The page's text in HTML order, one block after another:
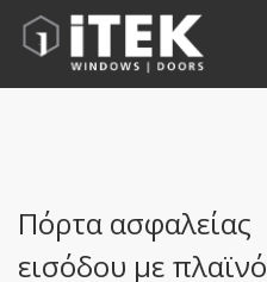
Πόρτα ασφαλείας
εισόδου με πλαϊνό